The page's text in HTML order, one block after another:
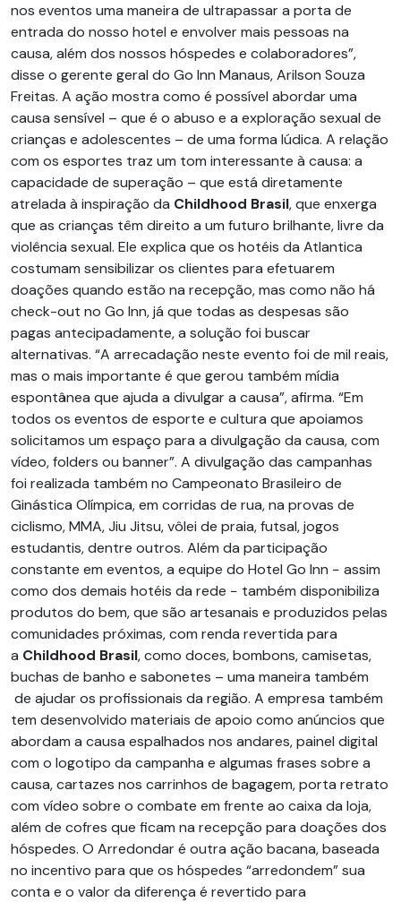
nos eventos uma maneira de ultrapassar a porta de
entrada do nosso hotel e envolver mais pessoas na
causa, além dos nossos hóspedes e colaboradores”,
disse o gerente geral do Go Inn Manaus, Arilson Souza
Freitas. A ação mostra como é possível abordar uma
causa sensível – que é o abuso e a exploração sexual de
crianças e adolescentes – de uma forma lúdica. A relação
com os esportes traz um tom interessante à causa: a
capacidade de superação – que está diretamente
atrelada à inspiração da Childhood Brasil, que enxerga
que as crianças têm direito a um futuro brilhante, livre da
violência sexual. Ele explica que os hotéis da Atlantica
costumam sensibilizar os clientes para efetuarem
doações quando estão na recepção, mas como não há
check-out no Go Inn, já que todas as despesas são
pagas antecipadamente, a solução foi buscar
alternativas. “A arrecadação neste evento foi de mil reais,
mas o mais importante é que gerou também mídia
espontânea que ajuda a divulgar a causa”, afirma. “Em
todos os eventos de esporte e cultura que apoiamos
solicitamos um espaço para a divulgação da causa, com
vídeo, folders ou banner”. A divulgação das campanhas
foi realizada também no Campeonato Brasileiro de
Ginástica Olímpica, em corridas de rua, na provas de
ciclismo, MMA, Jiu Jitsu, vôlei de praia, futsal, jogos
estudantis, dentre outros. Além da participação
constante em eventos, a equipe do Hotel Go Inn − assim
como dos demais hotéis da rede − também disponibiliza
produtos do bem, que são artesanais e produzidos pelas
comunidades próximas, com renda revertida para
a Childhood Brasil, como doces, bombons, camisetas,
buchas de banho e sabonetes – uma maneira também
de ajudar os profissionais da região. A empresa também
tem desenvolvido materiais de apoio como anúncios que
abordam a causa espalhados nos andares, painel digital
com o logotipo da campanha e algumas frases sobre a
causa, cartazes nos carrinhos de bagagem, porta retrato
com vídeo sobre o combate em frente ao caixa da loja,
além de cofres que ficam na recepção para doações dos
hóspedes. O Arredondar é outra ação bacana, baseada
no incentivo para que os hóspedes “arredondem” sua
conta e o valor da diferença é revertido para